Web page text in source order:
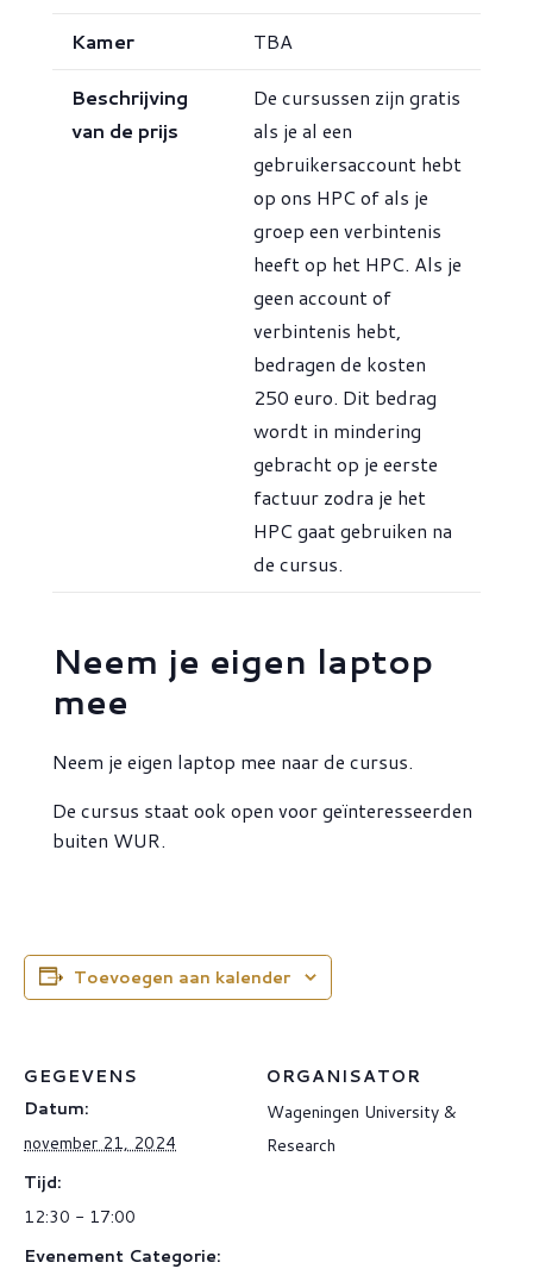
Kamer TBA
Beschrijving
van de prijs
De cursussen zijn gratis
als je al een
gebruikersaccount hebt
op ons HPC of als je
groep een verbintenis
heeft op het HPC. Als je
geen account of
verbintenis hebt,
bedragen de kosten
250 euro. Dit bedrag
wordt in mindering
gebracht op je eerste
factuur zodra je het
HPC gaat gebruiken na
de cursus.
Neem je eigen laptop
mee
Neem je eigen laptop mee naar de cursus.
De cursus staat ook open voor geïnteresseerden
buiten WUR.
Toevoegen aan kalender
GEGEVENS
Datum:
november 21, 2024
Tijd:
12:30 - 17:00
Evenement Categorie:
ORGANISATOR
Wageningen University &
Research